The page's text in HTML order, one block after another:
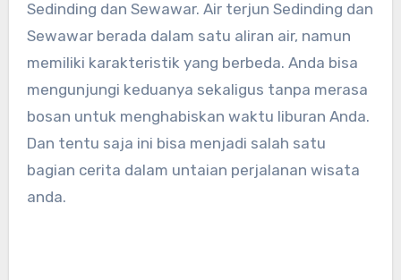
Sedinding dan Sewawar. Air terjun Sedinding dan
Sewawar berada dalam satu aliran air, namun
memiliki karakteristik yang berbeda. Anda bisa
mengunjungi keduanya sekaligus tanpa merasa
bosan untuk menghabiskan waktu liburan Anda.
Dan tentu saja ini bisa menjadi salah satu
bagian cerita dalam untaian perjalanan wisata
anda.